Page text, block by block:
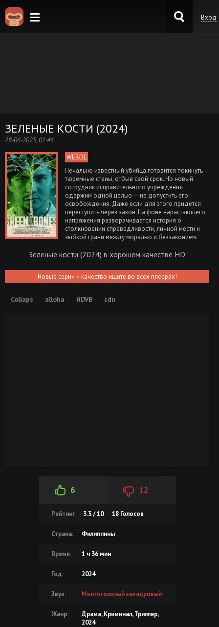
Вход
ЗЕЛЕНЫЕ КОСТИ (2024)
28-06-2025, 01:46
WEBDL
Печально известный убийца готовится покинуть
тюремные стены, отбыв свой срок. Но новый
сотрудник исправительного учреждения
одержим одной целью — не допустить его
освобождения. Даже если для этого придётся
переступить через закон. На фоне нарастающего
напряжения разворачивается история о
столкновении справедливости, личной мести и
зыбкой грани между моралью и беззаконием.
Зеленые кости (2024) в хорошем качестве HD
Новые серии и качество ищите во всех плеерах!
Collaps alloha HDVB cdn
6 12
Рейтинг 3.3 / 10 18Голосов
Страна: Филиппины
Время: 1 ч 36 мин
Год: 2024
Звук: Многоголосый закадровый
Жанр:
Драма, Криминал, Триллер,
2024